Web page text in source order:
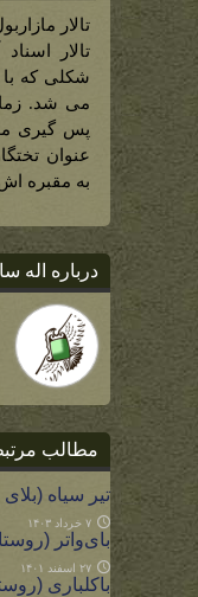
(تالار
در
خزد
–
دوم)
تالار
تالار
شکلی که
می شد.
پس گیری
عنوان
به مقبره
درباره اله
مطالب
تیر سیاه
۷ خرداد ۱۴۰۳
بای‌واتر
۲۷ اسفند ۱۴۰۱
باکلباری